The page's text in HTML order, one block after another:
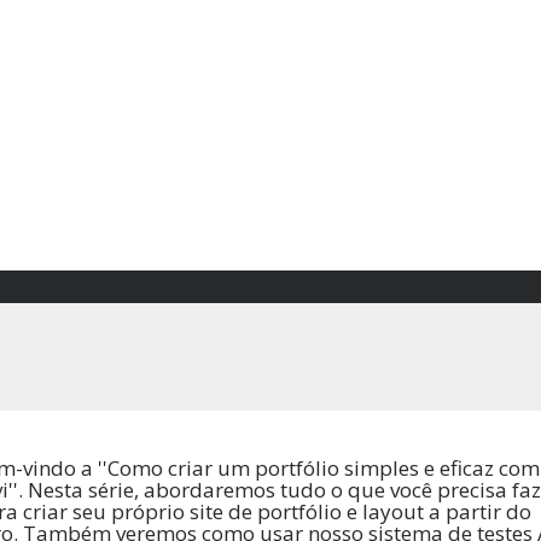
vindo a ''Como criar um portfólio simples e eficaz
Nesta série, abordaremos tudo o que você precisa
criar seu próprio site de portfólio e layout a partir do
Também veremos como usar nosso sistema de testes